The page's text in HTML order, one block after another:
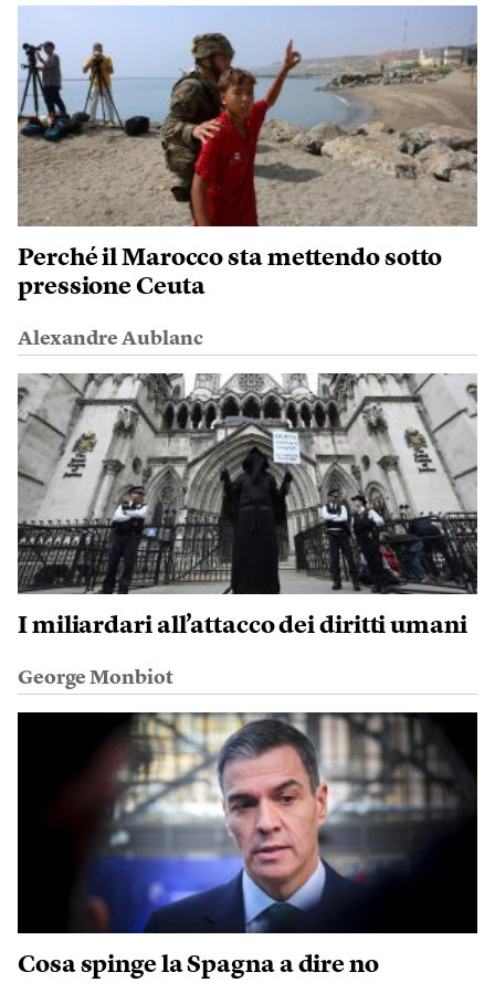
Perché il Marocco sta mettendo sotto
pressione Ceuta
Alexandre Aublanc
I miliardari all’attacco dei diritti umani
George Monbiot
Cosa spinge la Spagna a dire no